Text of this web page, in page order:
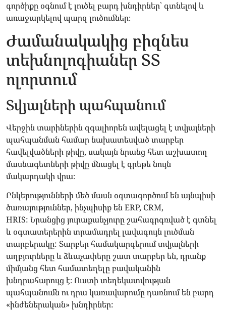
գործիքը օգնում է լուծել բարդ խնդիրներ՝ գտնելով և
առաջարկելով պարզ լուծումներ։
Ժամանակակից բիզնես
տեխնոլոգիաներ ՏՏ
ոլորտում
Տվյալների պահպանում
Վերջին տարիներին զգալիորեն ավելացել է տվյալների
պահպանման համար նախատեսված տարբեր
հավելվածների թիվը, սակայն նրանց հետ աշխատող
մասնագետների թիվը մնացել է գրեթե նույն
մակարդակի վրա։
Ընկերությունների մեծ մասն օգտագործում են այնպիսի
ծառայություններ, ինչպիսիք են ERP, CRM,
HRIS: Նրանցից յուրաքանչյուրը շահագրգռված է գտնել
և օգտատերերին տրամադրել լավագույն լուծման
տարբերակը: Տարբեր համակարգերում տվյալների
աղբյուրները և ձևաչափերը շատ տարբեր են, դրանք
միմյանց հետ համատեղելը բավականին
խնդրահարույց է։ Ուստի տեղեկատվության
պահպանումն ու դրա կառավարումը դառնում են բարդ
«ինժեներական» խնդիրներ: